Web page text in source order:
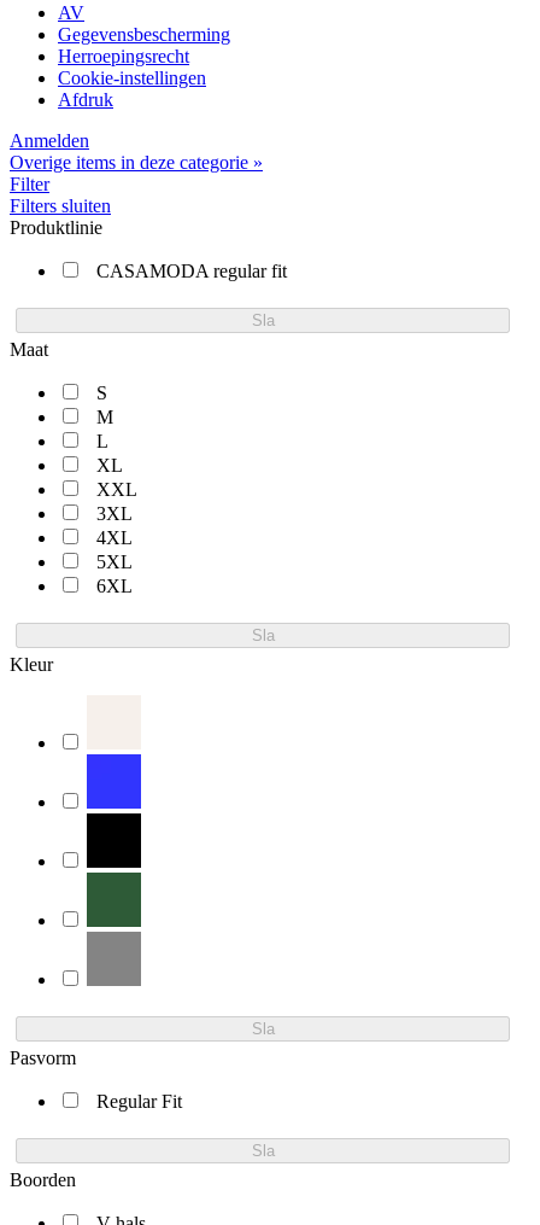
AV
Gegevensbescherming
Herroepingsrecht
Cookie-instellingen
Afdruk
Anmelden
Overige items in deze categorie »
Filter
Filters sluiten
Produktlinie
CASAMODA regular fit
Sla
Maat
S
M
L
XL
XXL
3XL
4XL
5XL
6XL
Sla
Kleur
Sla
Pasvorm
Regular Fit
Sla
Boorden